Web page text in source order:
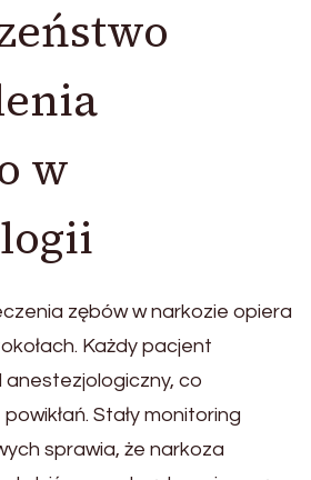
w
zębów w narkozie opiera
Każdy pacjent
co
Stały monitoring
sprawia, że narkoza